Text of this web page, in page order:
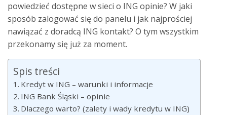
powiedzieć dostępne w sieci o ING opinie? W jaki
sposób zalogować się do panelu i jak najprościej
nawiązać z doradcą ING kontakt? O tym wszystkim
przekonamy się już za moment.
Spis treści
Kredyt w ING – warunki i informacje
ING Bank Śląski – opinie
Dlaczego warto? (zalety i wady kredytu w ING)